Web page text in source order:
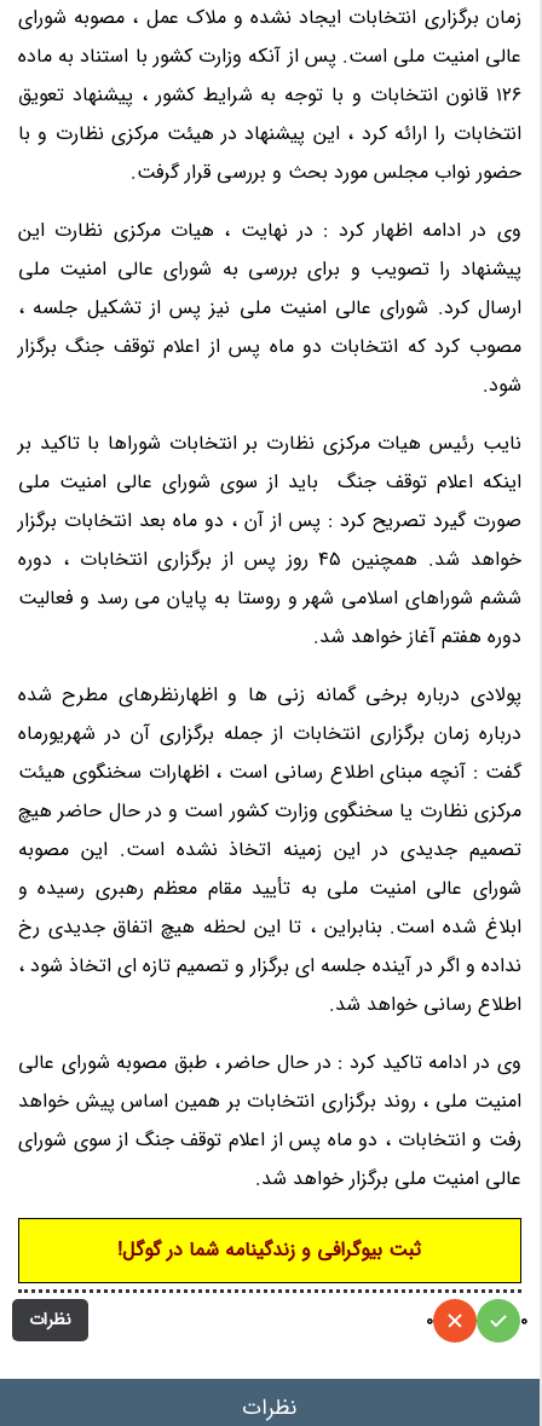
زمان برگزاری انتخابات ایجاد نشده و ملاک عمل ، مصوبه شورای
عالی امنیت ملی است. پس از آنکه وزارت کشور با استناد به ماده
126 قانون انتخابات و با توجه به شرایط کشور ، پیشنهاد تعویق
انتخابات را ارائه کرد ، این پیشنهاد در هیئت مرکزی نظارت و با
حضور نواب مجلس مورد بحث و بررسی قرار گرفت.
وی در ادامه اظهار کرد : در نهایت ، هیات مرکزی نظارت این
پیشنهاد را تصویب و برای بررسی به شورای عالی امنیت ملی
ارسال کرد. شورای عالی امنیت ملی نیز پس از تشکیل جلسه ،
مصوب کرد که انتخابات دو ماه پس از اعلام توقف جنگ برگزار
شود.
نایب رئیس هیات مرکزی نظارت بر انتخابات شوراها با تاکید بر
اینکه اعلام توقف جنگ باید از سوی شورای عالی امنیت ملی
صورت گیرد تصریح کرد : پس از آن ، دو ماه بعد انتخابات برگزار
خواهد شد. همچنین 45 روز پس از برگزاری انتخابات ، دوره
ششم شوراهای اسلامی شهر و روستا به پایان می رسد و فعالیت
دوره هفتم آغاز خواهد شد.
پولادی درباره برخی گمانه زنی ها و اظهارنظرهای مطرح شده
درباره زمان برگزاری انتخابات از جمله برگزاری آن در شهریورماه
گفت : آنچه مبنای اطلاع رسانی است ، اظهارات سخنگوی هیئت
مرکزی نظارت یا سخنگوی وزارت کشور است و در حال حاضر هیچ
تصمیم جدیدی در این زمینه اتخاذ نشده است. این مصوبه
شورای عالی امنیت ملی به تأیید مقام معظم رهبری رسیده و
ابلاغ شده است. بنابراین ، تا این لحظه هیچ اتفاق جدیدی رخ
نداده و اگر در آینده جلسه ای برگزار و تصمیم تازه ای اتخاذ شود ،
اطلاع رسانی خواهد شد.
وی در ادامه تاکید کرد : در حال حاضر ، طبق مصوبه شورای عالی
امنیت ملی ، روند برگزاری انتخابات بر همین اساس پیش خواهد
رفت و انتخابات ، دو ماه پس از اعلام توقف جنگ از سوی شورای
عالی امنیت ملی برگزار خواهد شد.
ثبت بیوگرافی و زندگینامه شما در گوگل!
نظرات 0
0
نظرات